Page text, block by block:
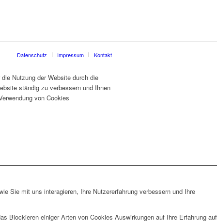
Datenschutz Impressum Kontakt
Nutzung der Website durch die
ständig zu verbessern und Ihnen
von Cookies
Sie mit uns interagieren, Ihre Nutzererfahrung verbessern und Ihre
Blockieren einiger Arten von Cookies Auswirkungen auf Ihre Erfahrung auf